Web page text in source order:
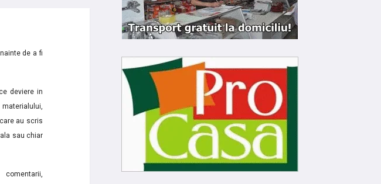
de a fi
deviere in
au scris
sau chiar